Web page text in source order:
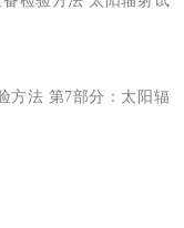
方法 第7部分：太阳辐